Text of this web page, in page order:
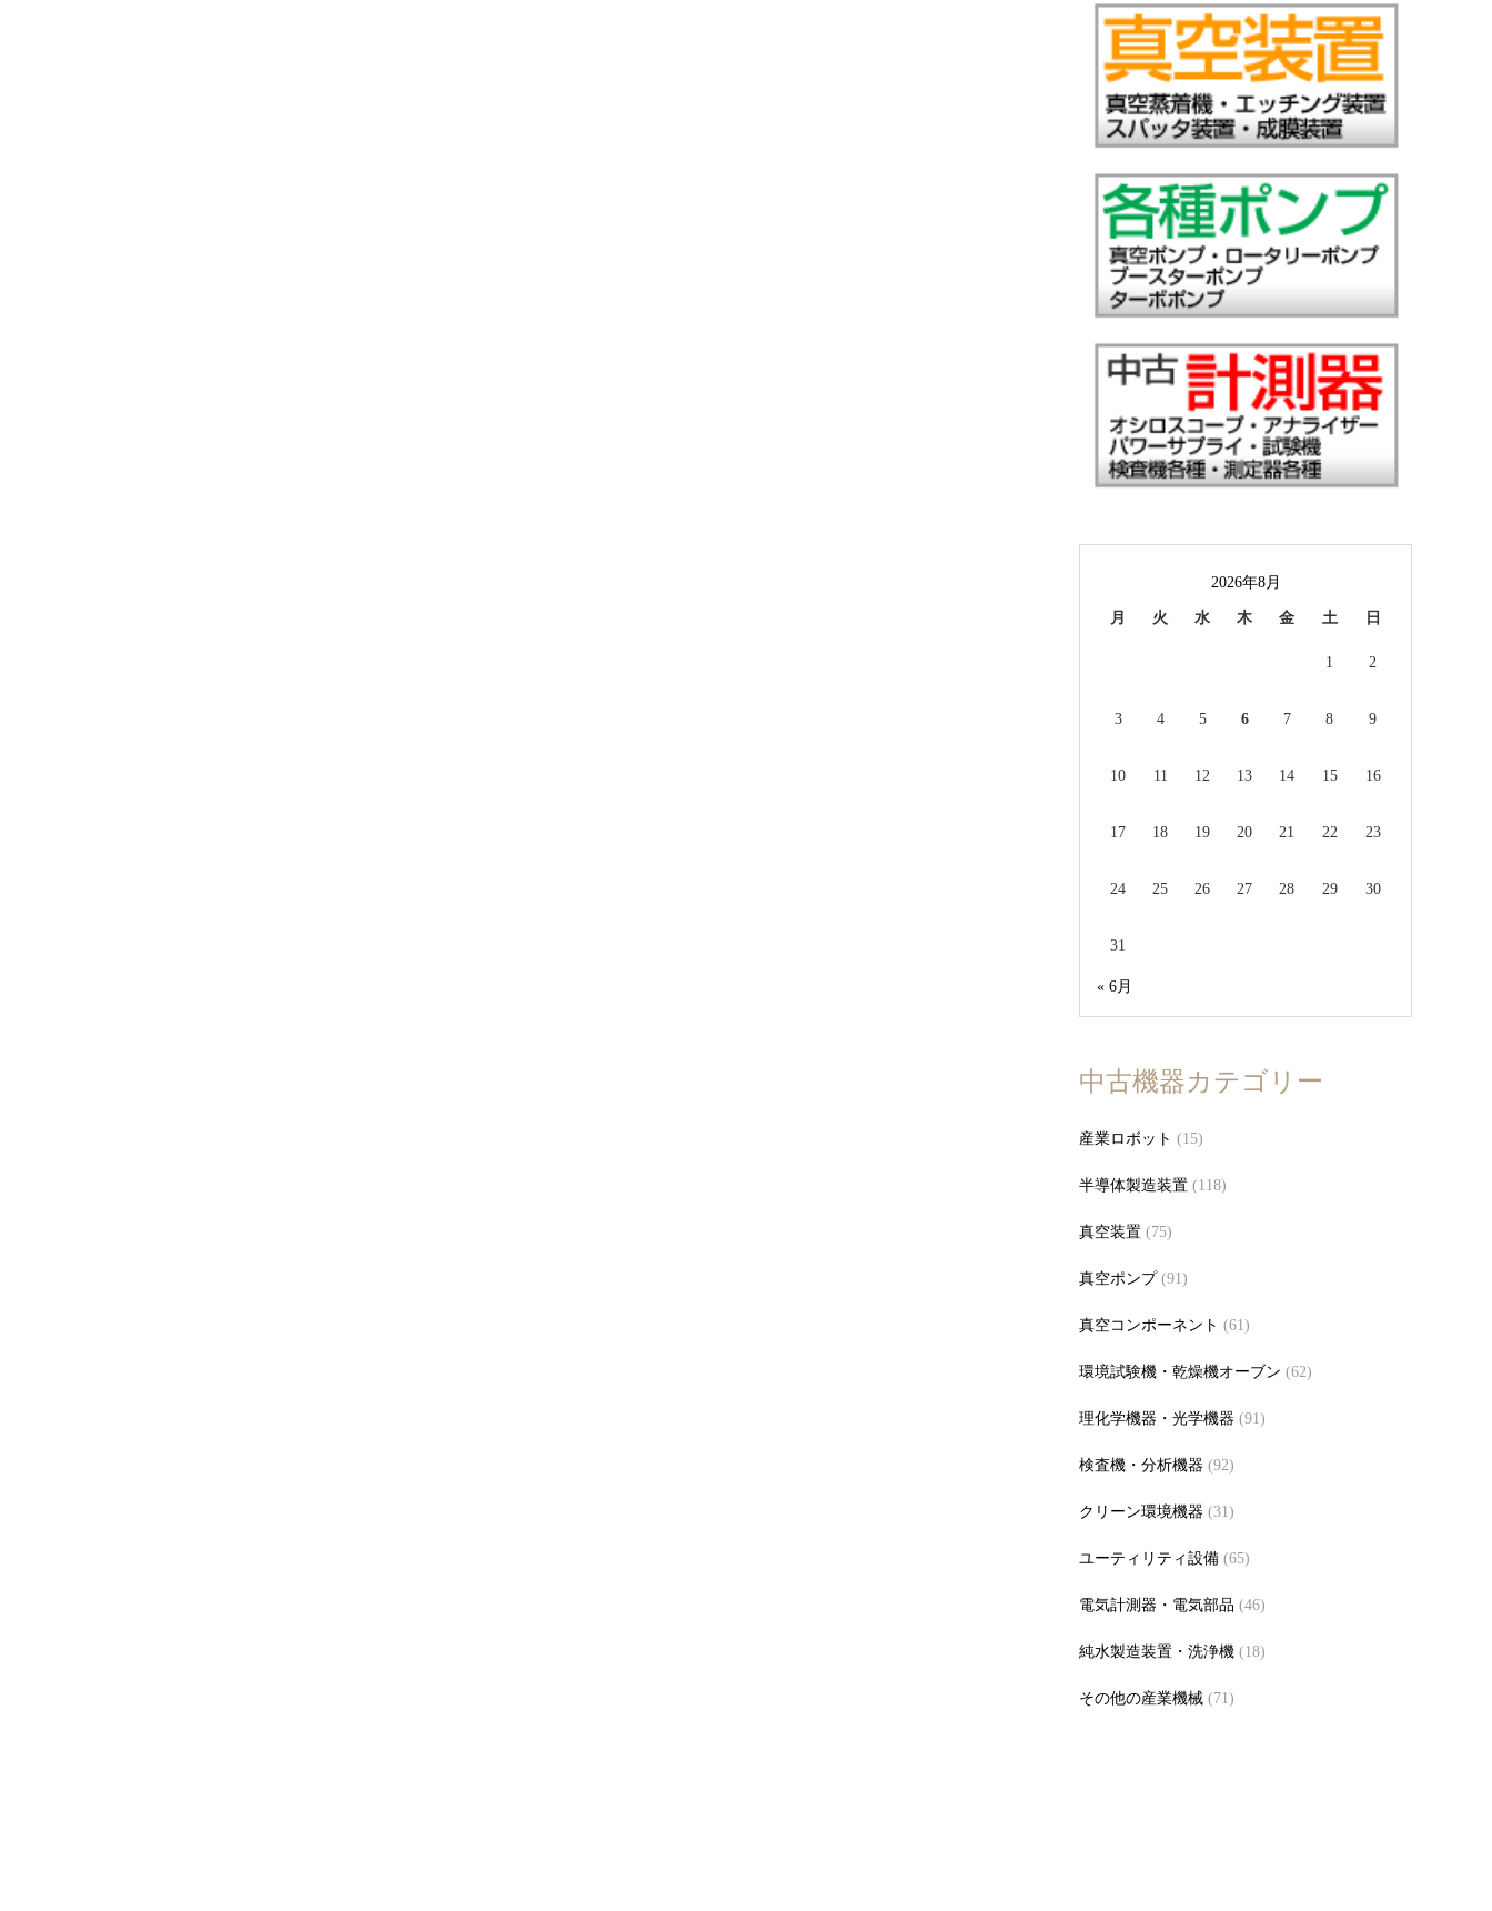
2026年8月
月 火 水 木 金 土 日
1 2
3 4 5 6 7 8 9
10 11 12 13 14 15 16
17 18 19 20 21 22 23
24 25 26 27 28 29 30
31
« 6月
中古機器カテゴリー
産業ロボット (15)
半導体製造装置 (118)
真空装置 (75)
真空ポンプ(91)
真空コンポーネント (61)
環境試験機・乾燥機オーブン (62)
理化学機器・光学機器 (91)
検査機・分析機器 (92)
クリーン環境機器 (31)
ユーティリティ設備 (65)
電気計測器・電気部品 (46)
純水製造装置・洗浄機 (18)
その他の産業機械 (71)